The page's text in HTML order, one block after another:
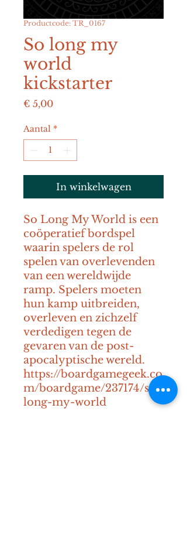
Productcode: TR_0167
So long my
world
kickstarter
€ 5,00Prijs
Aantal *
In winkelwagen
So Long My World is een
coöperatief bordspel
waarin spelers de rol
spelen van overlevenden
van een wereldwijde
ramp. Spelers moeten
hun kamp uitbreiden,
overleven en zichzelf
verdedigen tegen de
gevaren van de post-
apocalyptische wereld.
https://boardgamegeek.co
m/boardgame/237174/so-
long-my-world